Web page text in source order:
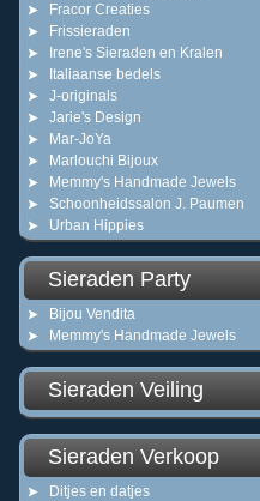
Fracor Creaties
Frissieraden
Irene's Sieraden en Kralen
Italiaanse bedels
J-originals
Jarie's Design
Mar-JoYa
Marlouchi Bijoux
Memmy's Handmade Jewels
Schoonheidssalon J. Paumen
Urban Hippies
Sieraden Party
Bijou Vendita
Memmy's Handmade Jewels
Sieraden Veiling
Sieraden Verkoop
Ditjes en datjes